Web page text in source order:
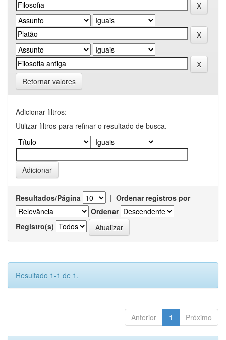
Retornar valores
Adicionar filtros:
Utilizar filtros para refinar o resultado de busca.
Resultados/Página | Ordenar registros por
Ordenar
Registro(s)
Resultado 1-1 de 1.
Anterior 1 Próximo